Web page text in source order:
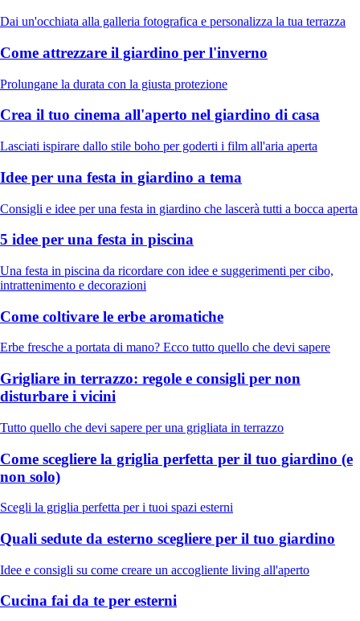
Dai un'occhiata alla galleria fotografica e personalizza la tua terrazza
Come attrezzare il giardino per l'inverno
Prolungane la durata con la giusta protezione
Crea il tuo cinema all'aperto nel giardino di casa
Lasciati ispirare dallo stile boho per goderti i film all'aria aperta
Idee per una festa in giardino a tema
Consigli e idee per una festa in giardino che lascerà tutti a bocca aperta
5 idee per una festa in piscina
Una festa in piscina da ricordare con idee e suggerimenti per cibo,
intrattenimento e decorazioni
Come coltivare le erbe aromatiche
Erbe fresche a portata di mano? Ecco tutto quello che devi sapere
Grigliare in terrazzo: regole e consigli per non
disturbare i vicini
Tutto quello che devi sapere per una grigliata in terrazzo
Come scegliere la griglia perfetta per il tuo giardino (e
non solo)
Scegli la griglia perfetta per i tuoi spazi esterni
Quali sedute da esterno scegliere per il tuo giardino
Idee e consigli su come creare un accogliente living all'aperto
Cucina fai da te per esterni